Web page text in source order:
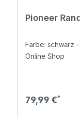
Pioneer
Farbe: schwarz -
Online Shop
Regulärer
79,99 €